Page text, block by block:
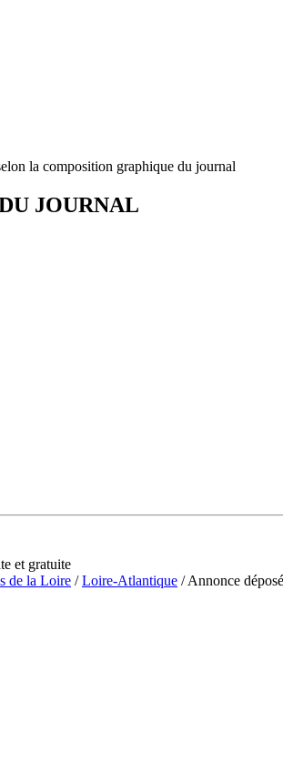
la composition graphique du journal
JOURNAL
et gratuite
de la Loire /Loire-Atlantique / Annonce